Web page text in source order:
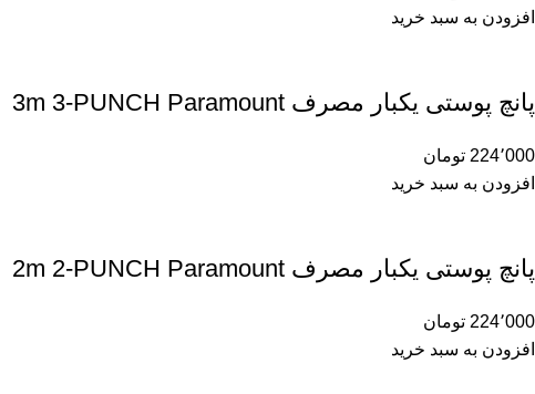
افزودن به سبد خرید
پانچ پوستی یکبار مصرف 3m 3-PUNCH Paramount
224٬000 تومان
افزودن به سبد خرید
پانچ پوستی یکبار مصرف 2m 2-PUNCH Paramount
224٬000 تومان
افزودن به سبد خرید